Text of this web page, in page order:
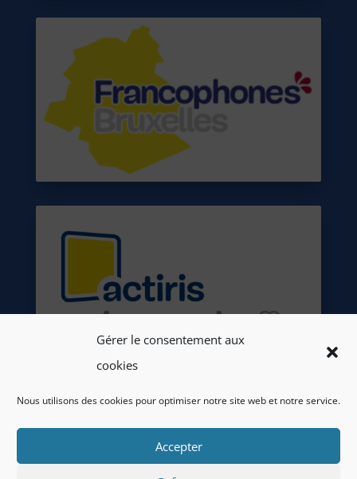
Gérer le consentement aux
cookies
Nous utilisons des cookies pour optimiser notre site web et notre service.
Accepter